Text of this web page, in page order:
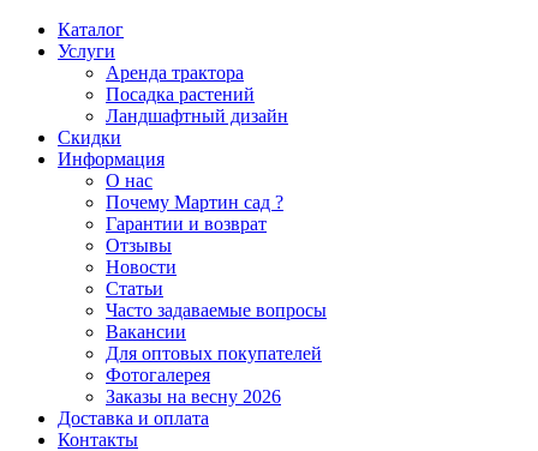
Каталог
Услуги
Аренда трактора
Посадка растений
Ландшафтный дизайн
Скидки
Информация
О нас
Почему Мартин сад ?
Гарантии и возврат
Отзывы
Новости
Статьи
Часто задаваемые вопросы
Вакансии
Для оптовых покупателей
Фотогалерея
Заказы на весну 2026
Доставка и оплата
Контакты